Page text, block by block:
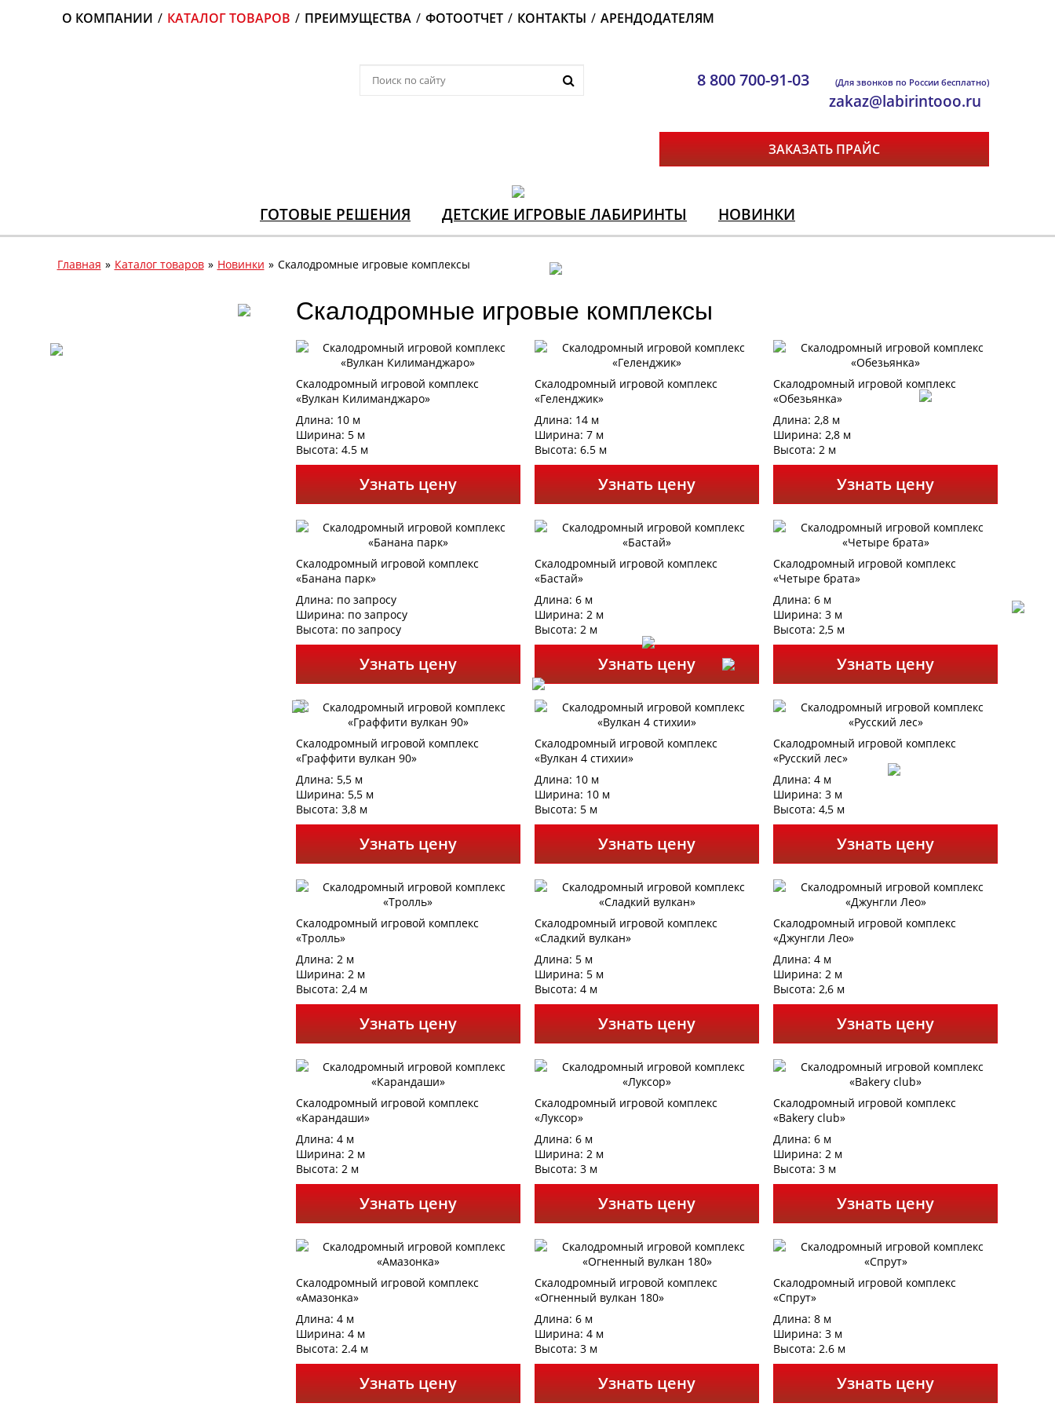
О КОМПАНИИ / КАТАЛОГ ТОВАРОВ / ПРЕИМУЩЕСТВА / ФОТООТЧЕТ / КОНТАКТЫ / АРЕНДОДАТЕЛЯМ
8 800 700-91-03 (Для звонков по России бесплатно)
zakaz@labirintooo.ru
ЗАКАЗАТЬ ПРАЙС
ГОТОВЫЕ РЕШЕНИЯ ДЕТСКИЕ ИГРОВЫЕ ЛАБИРИНТЫ НОВИНКИ
Главная » Каталог товаров » Новинки » Скалодромные игровые комплексы
Скалодромные игровые комплексы
Скалодромный игровой комплекс
«Вулкан Килиманджаро»
Длина: 10 м
Ширина: 5 м
Высота: 4.5 м
Узнать цену
Скалодромный игровой комплекс
«Геленджик»
Длина: 14 м
Ширина: 7 м
Высота: 6.5 м
Узнать цену
Скалодромный игровой комплекс
«Обезьянка»
Длина: 2,8 м
Ширина: 2,8 м
Высота: 2 м
Узнать цену
Скалодромный игровой комплекс
«Банана парк»
Длина: по запросу
Ширина: по запросу
Высота: по запросу
Узнать цену
Скалодромный игровой комплекс
«Бастай»
Длина: 6 м
Ширина: 2 м
Высота: 2 м
Узнать цену
Скалодромный игровой комплекс
«Четыре брата»
Длина: 6 м
Ширина: 3 м
Высота: 2,5 м
Узнать цену
Скалодромный игровой комплекс
«Граффити вулкан 90»
Длина: 5,5 м
Ширина: 5,5 м
Высота: 3,8 м
Узнать цену
Скалодромный игровой комплекс
«Вулкан 4 стихии»
Длина: 10 м
Ширина: 10 м
Высота: 5 м
Узнать цену
Скалодромный игровой комплекс
«Русский лес»
Длина: 4 м
Ширина: 3 м
Высота: 4,5 м
Узнать цену
Скалодромный игровой комплекс
«Тролль»
Длина: 2 м
Ширина: 2 м
Высота: 2,4 м
Узнать цену
Скалодромный игровой комплекс
«Сладкий вулкан»
Длина: 5 м
Ширина: 5 м
Высота: 4 м
Узнать цену
Скалодромный игровой комплекс
«Джунгли Лео»
Длина: 4 м
Ширина: 2 м
Высота: 2,6 м
Узнать цену
Скалодромный игровой комплекс
«Карандаши»
Длина: 4 м
Ширина: 2 м
Высота: 2 м
Узнать цену
Скалодромный игровой комплекс
«Луксор»
Длина: 6 м
Ширина: 2 м
Высота: 3 м
Узнать цену
Скалодромный игровой комплекс
«Bakery club»
Длина: 6 м
Ширина: 2 м
Высота: 3 м
Узнать цену
Скалодромный игровой комплекс
«Амазонка»
Длина: 4 м
Ширина: 4 м
Высота: 2.4 м
Узнать цену
Скалодромный игровой комплекс
«Огненный вулкан 180»
Длина: 6 м
Ширина: 4 м
Высота: 3 м
Узнать цену
Скалодромный игровой комплекс
«Спрут»
Длина: 8 м
Ширина: 3 м
Высота: 2.6 м
Узнать цену